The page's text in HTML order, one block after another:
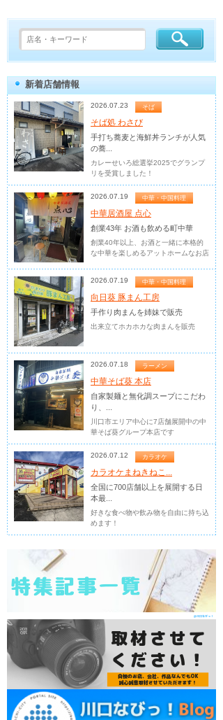
新着店舗情報
2026.07.23 そば
そば処 わさび
手打ち蕎麦と海鮮丼ランチが人気
の蕎...
カレーせいろ総選挙2025でグランプ
リを受賞しました！
2026.07.19 中華・中国料理
中華居酒屋 点心
創業43年 お酒も飲める町中華
創業40年以上、お酒と一緒に本格的
な中華を楽しめるアットホームなお店
2026.07.19 中華・中国料理
向日葵 豚まん工房
手作り肉まんを姉妹で販売
出来立てホカホカな肉まんを販売
2026.07.18 ラーメン
中華そば葵 本店
自家製麺と無化調スープにこだわ
り、...
川口市エリア中心に7店舗展開中の中
華そば葵グループ本店です
2026.07.12 カラオケ
カラオケまねきねこ...
全国に700店舗以上を展開する日
本最...
好きな食べ物や飲み物を自由に持ち込
めます！